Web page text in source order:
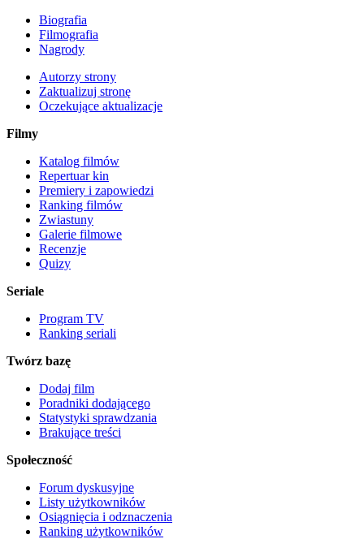
Biografia
Filmografia
Nagrody
Autorzy strony
Zaktualizuj stronę
Oczekujące aktualizacje
Filmy
Katalog filmów
Repertuar kin
Premiery i zapowiedzi
Ranking filmów
Zwiastuny
Galerie filmowe
Recenzje
Quizy
Seriale
Program TV
Ranking seriali
Twórz bazę
Dodaj film
Poradniki dodającego
Statystyki sprawdzania
Brakujące treści
Społeczność
Forum dyskusyjne
Listy użytkowników
Osiągnięcia i odznaczenia
Ranking użytkowników